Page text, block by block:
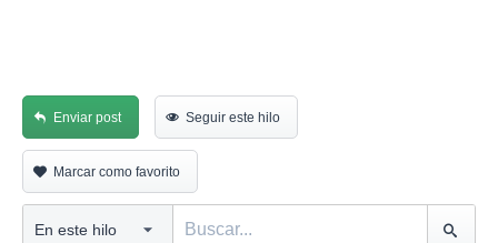
Enviar post Seguir este hilo
Marcar como favorito